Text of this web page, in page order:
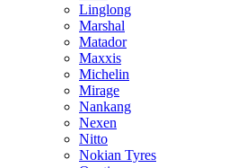
Linglong
Marshal
Matador
Maxxis
Michelin
Mirage
Nankang
Nexen
Nitto
Nokian Tyres